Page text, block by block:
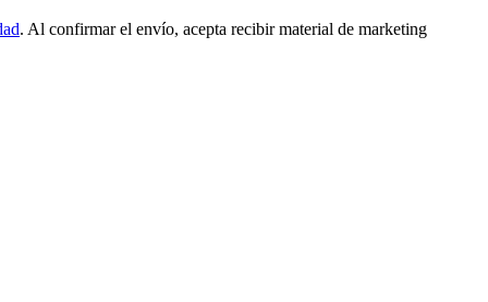
. Al confirmar el envío, acepta recibir material de marketing